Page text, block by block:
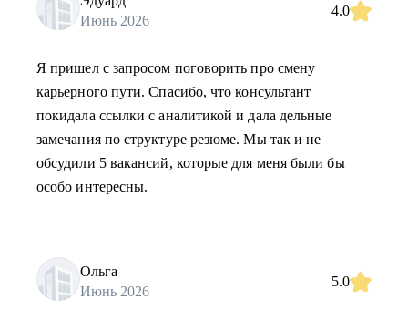
Июнь 2026
4.0
Я пришел с запросом поговорить про смену
карьерного пути. Спасибо, что консультант
покидала ссылки с аналитикой и дала дельные
замечания по структуре резюме. Мы так и не
обсудили 5 вакансий, которые для меня были бы
особо интересны.
Ольга
Июнь 2026
5.0